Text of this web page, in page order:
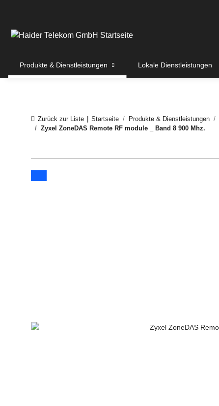
Produkte & Dienstleistungen Lokale Dienstleistungen
Zurück zur Liste Startseite Produkte & Dienstleistungen
Zyxel ZoneDAS Remote RF module _ Band 8 900 Mhz.